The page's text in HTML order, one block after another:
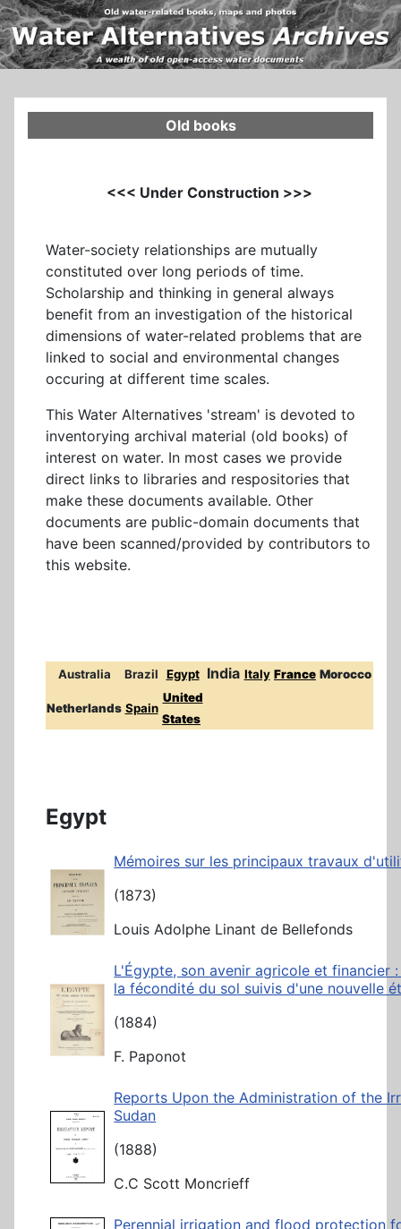
Old books
<<< Under Construction >>>
Water-society relationships are mutually
constituted over long periods of time.
Scholarship and thinking in general always
benefit from an investigation of the historical
dimensions of water-related problems that are
linked to social and environmental changes
occuring at different time scales.
This Water Alternatives 'stream' is devoted to
inventorying archival material (old books) of
interest on water. In most cases we provide
direct links to libraries and respositories that
make these documents available. Other
documents are public-domain documents that
have been scanned/provided by contributors to
this website.
Australia Brazil Egypt India Italy France Morocco
Netherlands Spain
United
States
Egypt
Mémoires sur les principaux travaux
(1873)
Louis Adolphe Linant de Bellefonds
L'Égypte, son avenir agricole et financier
la fécondité du sol suivis d'une nouvelle
(1884)
F. Paponot
Reports Upon the Administration of the
Sudan
(1888)
C.C Scott Moncrieff
Perennial irrigation and flood protection